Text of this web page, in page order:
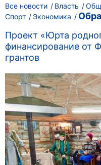
Все новости Власть
Спорт
Экономика
Проект «Юрта
финансирование от
грантов